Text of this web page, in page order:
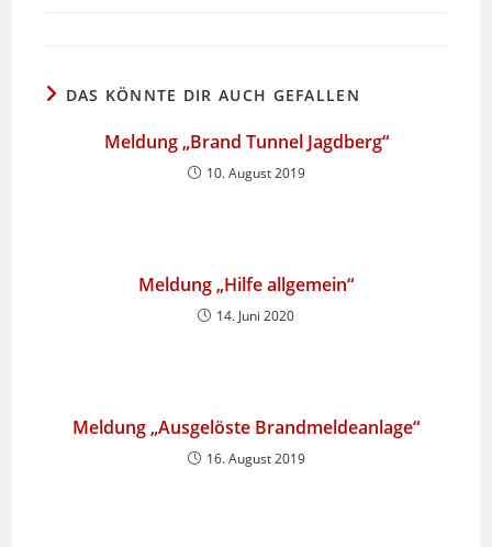
DAS KÖNNTE DIR AUCH GEFALLEN
Meldung „Brand Tunnel Jagdberg“
10. August 2019
Meldung „Hilfe allgemein“
14. Juni 2020
Meldung „Ausgelöste Brandmeldeanlage“
16. August 2019